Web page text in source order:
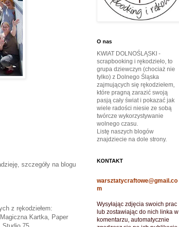
szczegóły na blogu
z rękodziełem:
Kartka, Paper
O nas
KWIAT DOLNOŚLĄSKI -
scrapbooking i rękodzieło, to
grupa dziewczyn (chociaż nie
tylko) z Dolnego Śląska
zajmujących się rękodziełem,
które pragną zarazić swoją
pasją cały świat i pokazać jak
wiele radości niesie ze sobą
twórcze wykorzystywanie
wolnego czasu.
Listę naszych blogów
znajdziecie na dole strony.
KONTAKT
warsztatycraftowe@gmail.co
m
Wysyłając zdjęcia swoich prac
lub zostawiając do nich linka w
komentarzu, automatycznie